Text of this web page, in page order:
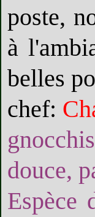
poste,
à
belles
chef:
douce,
Espèce